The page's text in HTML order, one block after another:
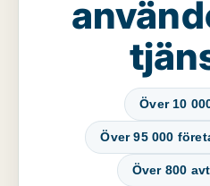
Över 10
Över 95 000
Över 800